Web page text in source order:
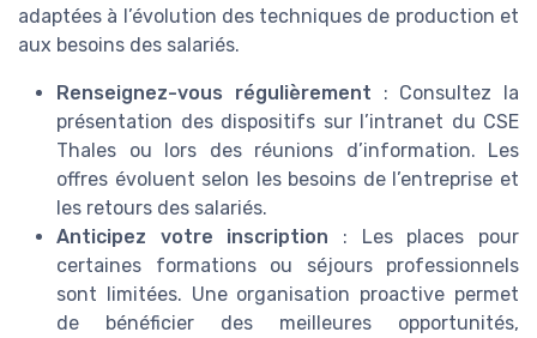
adaptées à l’évolution des techniques de production et
aux besoins des salariés.
Renseignez-vous régulièrement : Consultez la
présentation des dispositifs sur l’intranet du CSE
Thales ou lors des réunions d’information. Les
offres évoluent selon les besoins de l’entreprise et
les retours des salariés.
Anticipez votre inscription : Les places pour
certaines formations ou séjours professionnels
sont limitées. Une organisation proactive permet
de bénéficier des meilleures opportunités,